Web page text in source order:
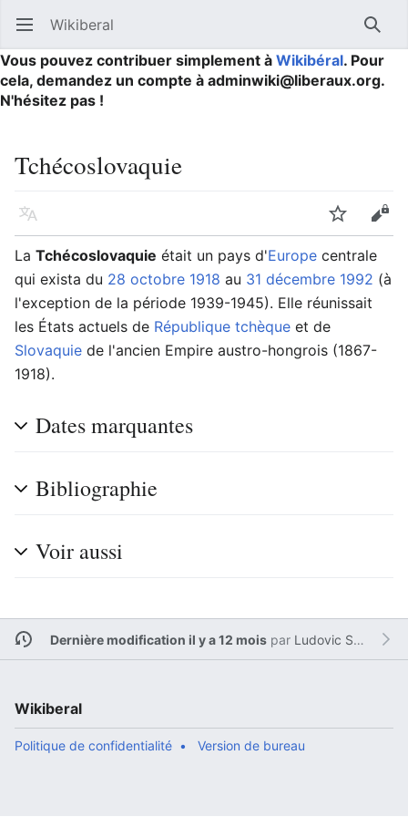
Ouvrir le menu principal Wikiberal
Vous pouvez contribuer simplement à Wikibéral. Pour
cela, demandez un compte à adminwiki@liberaux.org.
N'hésitez pas !
Tchécoslovaquie
Langue Suivre
La Tchécoslovaquie était un pays d'Europe centrale
qui exista du 28 octobre 1918 au 31 décembre 1992 (à
l'exception de la période 1939-1945). Elle réunissait
les États actuels de République tchèque et de
Slovaquie de l'ancien Empire austro-hongrois (1867-
1918).
Dates marquantes
Bibliographie
Voir aussi
Dernière modification il y a 12 moispar Ludovic Sesim
Wikiberal
Politique de confidentialité Version de bureau